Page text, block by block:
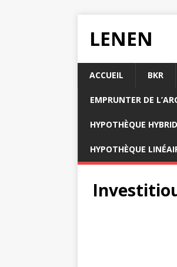
LENEN
ACCUEIL BKR
EMPRUNTER DE
HYPOTHÈQUE
HYPOTHÈQUE